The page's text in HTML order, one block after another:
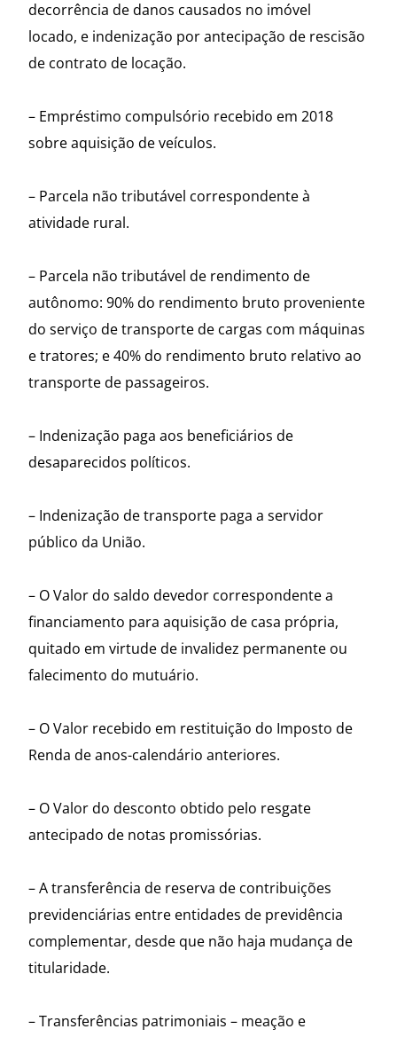
decorrência de danos causados no imóvel
locado, e indenização por antecipação de rescisão
de contrato de locação.
– Empréstimo compulsório recebido em 2018
sobre aquisição de veículos.
– Parcela não tributável correspondente à
atividade rural.
– Parcela não tributável de rendimento de
autônomo: 90% do rendimento bruto proveniente
do serviço de transporte de cargas com máquinas
e tratores; e 40% do rendimento bruto relativo ao
transporte de passageiros.
– Indenização paga aos beneficiários de
desaparecidos políticos.
– Indenização de transporte paga a servidor
público da União.
– O Valor do saldo devedor correspondente a
financiamento para aquisição de casa própria,
quitado em virtude de invalidez permanente ou
falecimento do mutuário.
– O Valor recebido em restituição do Imposto de
Renda de anos-calendário anteriores.
– O Valor do desconto obtido pelo resgate
antecipado de notas promissórias.
– A transferência de reserva de contribuições
previdenciárias entre entidades de previdência
complementar, desde que não haja mudança de
titularidade.
– Transferências patrimoniais – meação e